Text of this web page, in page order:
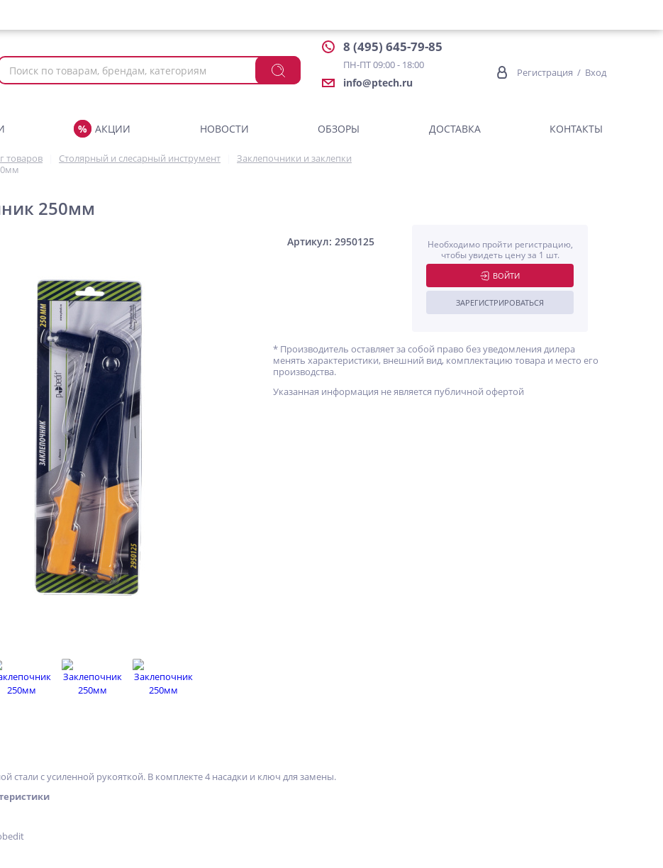
8 (495) 645-79-85
ПН-ПТ 09:00 - 18:00
info@ptech.ru
Регистрация / Вход
АКЦИИ НОВОСТИ ОБЗОРЫ ДОСТАВКА КОНТАКТЫ
товаров Столярный и слесарный инструмент
Заклепочники и заклепки
250мм
Артикул: 2950125
Необходимо пройти регистрацию,
чтобы увидеть цену за 1 шт.
ВОЙТИ
ЗАРЕГИСТРИРОВАТЬСЯ
* Производитель оставляет за собой право без уведомления дилера
менять характеристики, внешний вид, комплектацию товара и место его
производства.
Указанная информация не является публичной офертой
стали с усиленной рукояткой. В комплекте 4 насадки и ключ для замены.